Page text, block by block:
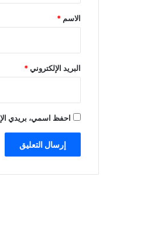
*
الاسم *
البريد الإلكتروني*
احفظ اسمي، بريدي